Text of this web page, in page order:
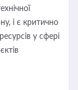
і є критично
у сфері